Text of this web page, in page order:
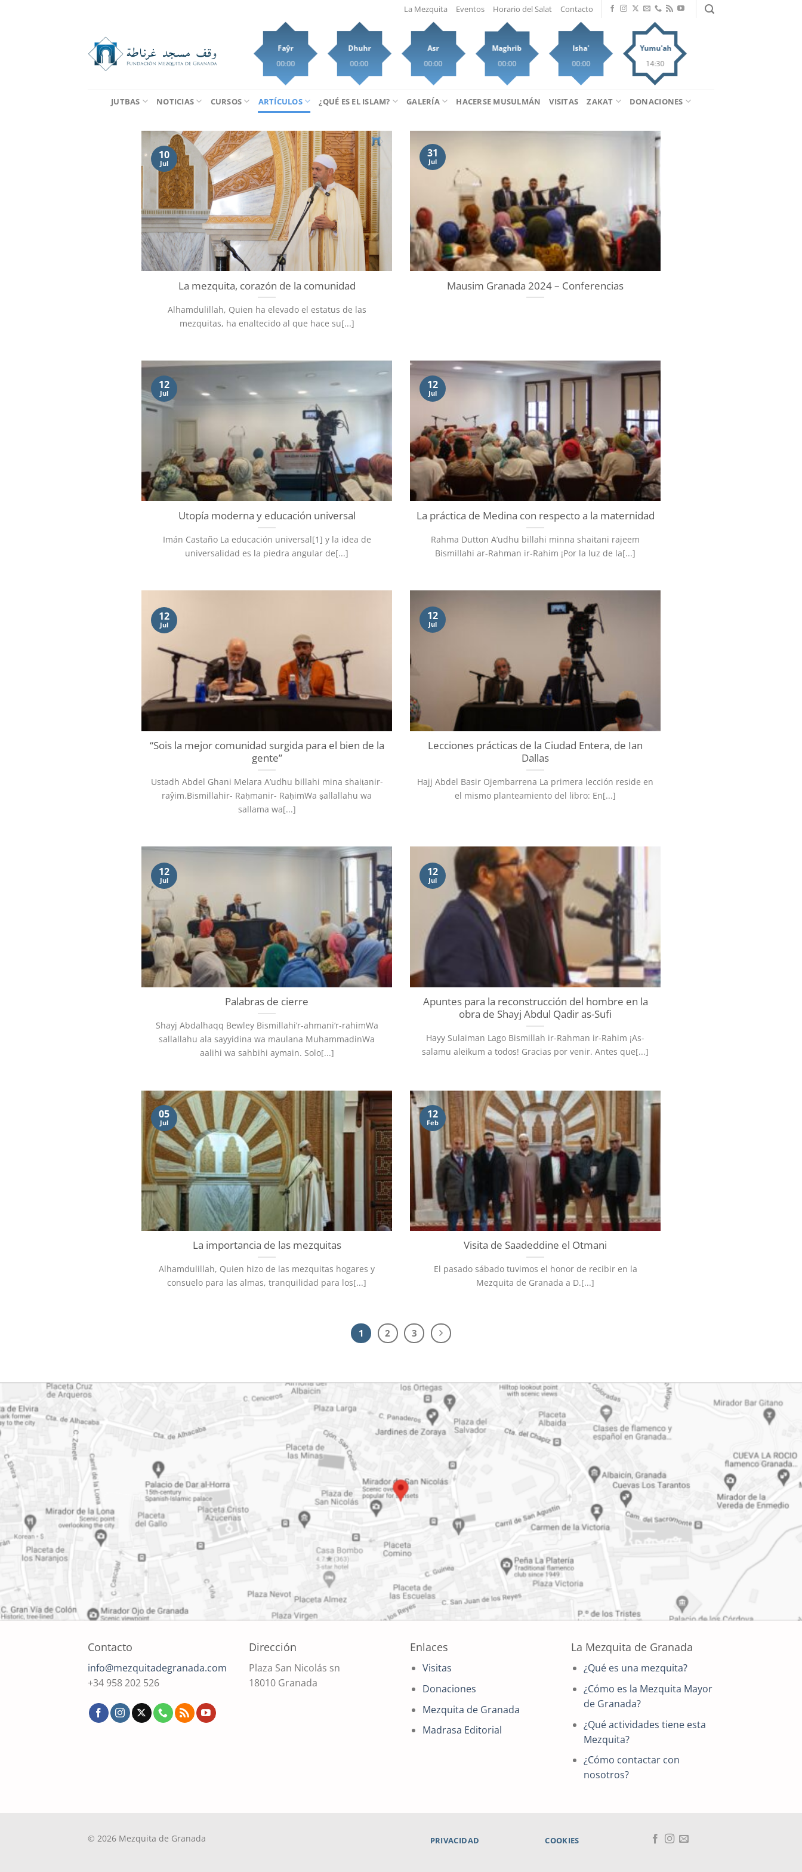
La Mezquita Eventos Horario del Salat Contacto
Faŷr
00:00
Dhuhr
00:00
Asr
00:00
Maghrib
00:00
Isha'
00:00
Yumu'ah
14:30
JUTBAS NOTICIAS CURSOS ARTÍCULOS ¿QUÉ ES EL ISLAM? GALERÍA HACERSE MUSULMÁN VISITAS ZAKAT DONACIONES
La mezquita, corazón de la comunidad
Alhamdulillah, Quien ha elevado el estatus de las
mezquitas, ha enaltecido al que hace su[...]
10
Jul
Mausim Granada 2024 – Conferencias
31
Jul
Utopía moderna y educación universal
Imán Castaño La educación universal[1] y la idea de
universalidad es la piedra angular de[...]
12
Jul
La práctica de Medina con respecto a la maternidad
Rahma Dutton A’udhu billahi minna shaitani rajeem
Bismillahi ar-Rahman ir-Rahim ¡Por la luz de la[...]
12
Jul
“Sois la mejor comunidad surgida para el bien de la
gente”
Ustadh Abdel Ghani Melara A’udhu billahi mina shaiṭanir-
raŷim.Bismillahir- Raḥmanir- RaḥimWa ṣallallahu wa
sallama wa[...]
12
Jul
Lecciones prácticas de la Ciudad Entera, de Ian
Dallas
Hajj Abdel Basir Ojembarrena La primera lección reside en
el mismo planteamiento del libro: En[...]
12
Jul
Palabras de cierre
Shayj Abdalhaqq Bewley Bismillahi’r-ahmani‘r-rahimWa
sallallahu ala sayyidina wa maulana MuhammadinWa
aalihi wa sahbihi aymain. Solo[...]
12
Jul
Apuntes para la reconstrucción del hombre en la
obra de Shayj Abdul Qadir as-Sufi
Hayy Sulaiman Lago Bismillah ir-Rahman ir-Rahim ¡As-
salamu aleikum a todos! Gracias por venir. Antes que[...]
12
Jul
La importancia de las mezquitas
Alhamdulillah, Quien hizo de las mezquitas hogares y
consuelo para las almas, tranquilidad para los[...]
05
Jul
Visita de Saadeddine el Otmani
El pasado sábado tuvimos el honor de recibir en la
Mezquita de Granada a D.[...]
12
Feb
1 2 3
Contacto
info@mezquitadegranada.com
+34 958 202 526
Dirección
Plaza San Nicolás sn
18010 Granada
Enlaces
Visitas
Donaciones
Mezquita de Granada
Madrasa Editorial
La Mezquita de Granada
¿Qué es una mezquita?
¿Cómo es la Mezquita Mayor
de Granada?
¿Qué actividades tiene esta
Mezquita?
¿Cómo contactar con
nosotros?
© 2026 Mezquita de Granada PRIVACIDAD COOKIES